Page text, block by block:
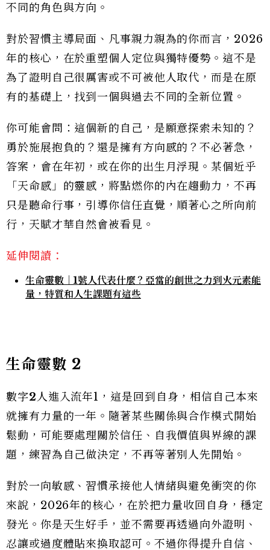
不同的角色與方向。
對於習慣主導局面、凡事親力親為的你而言，2026
年的核心，在於重塑個人定位與獨特優勢。這不是
為了證明自己很厲害或不可被他人取代，而是在原
有的基礎上，找到一個與過去不同的全新位置。
你可能會問：這個新的自己，是願意探索未知的？
勇於施展抱負的？還是擁有方向感的？不必著急，
答案，會在年初，或在你的出生月浮現。某個近乎
「天命感」的靈感，將點燃你的內在趨動力，不再
只是聽命行事，引導你信任直覺，順著心之所向前
行，天賦才華自然會被看見。
延伸閱讀：
生命靈數｜1號人代表什麼？亞當的創世之力到火元素能
量，特質和人生課題有這些
生命靈數 2
數字2人進入流年1，這是回到自身，相信自己本來
就擁有力量的一年。隨著某些關係與合作模式開始
鬆動，可能要處理關於信任、自我價值與界線的課
題，練習為自己做決定，不再等著別人先開始。
對於一向敏感、習慣承接他人情緒與避免衝突的你
來說，2026年的核心，在於把力量收回自身，穩定
發光。你是天生好手，並不需要再透過向外證明、
忍讓或過度體貼來換取認可。不過你得提升自信、